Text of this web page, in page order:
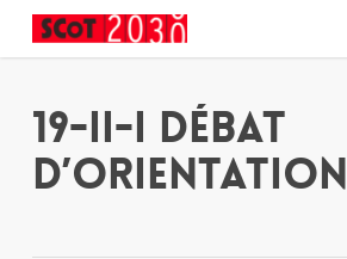
main
content
19-II-I Débat
d’orientation